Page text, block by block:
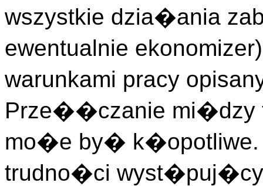
wszystkie dzia�ania
ewentualnie
warunkami pracy
Prze��czanie mi�dzy
mo�e by� k�opotliwe.
trudno�ci